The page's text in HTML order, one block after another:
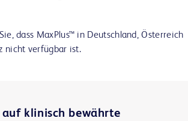
dass MaxPlus™ in Deutschland, Österreich
nicht verfügbar ist.
auf klinisch bewährte